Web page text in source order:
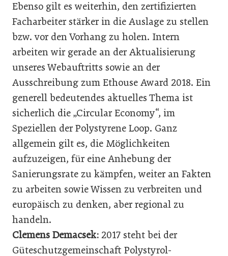
Ebenso gilt es weiterhin, den zertifizierten
Facharbeiter stärker in die Auslage zu stellen
bzw. vor den Vorhang zu holen. Intern
arbeiten wir gerade an der Aktualisierung
unseres Webauftritts sowie an der
Ausschreibung zum Ethouse Award 2018. Ein
generell bedeutendes aktuelles Thema ist
sicherlich die „Circular Economy“, im
Speziellen der Polystyrene Loop. Ganz
allgemein gilt es, die Möglichkeiten
aufzuzeigen, für eine Anhebung der
Sanierungsrate zu kämpfen, weiter an Fakten
zu arbeiten sowie Wissen zu verbreiten und
europäisch zu denken, aber regional zu
handeln.
Clemens Demacsek: 2017 steht bei der
Güteschutzgemeinschaft Polystyrol-